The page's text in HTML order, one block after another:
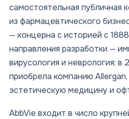
самостоятельная публичная
из фармацевтического
— концерна с историей с
направления разработки —
вирусология и неврология; в
приобрела компанию
эстетическую медицину и
AbbVie входит в число